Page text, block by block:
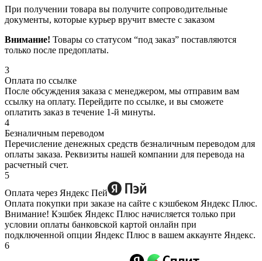
При получении товара вы получите сопроводительные
документы, которые курьер вручит вместе с заказом
Внимание! Товары со статусом “под заказ” поставляются
только после предоплаты.
3
Оплата по ссылке
После обсуждения заказа с менеджером, мы отправим вам
ссылку на оплату. Перейдите по ссылке, и вы сможете
оплатить заказ в течение 1-й минуты.
4
Безналичным переводом
Перечисление денежных средств безналичным переводом для
оплаты заказа. Реквизиты нашей компании для перевода на
расчетный счет.
5
Оплата через Яндекс Пей
Оплата покупки при заказе на сайте с кэшбеком Яндекс Плюс.
Внимание! Кэшбек Яндекс Плюс начисляется только при
условии оплаты банковской картой онлайн при
подключенной опции Яндекс Плюс в вашем аккаунте Яндекс.
6